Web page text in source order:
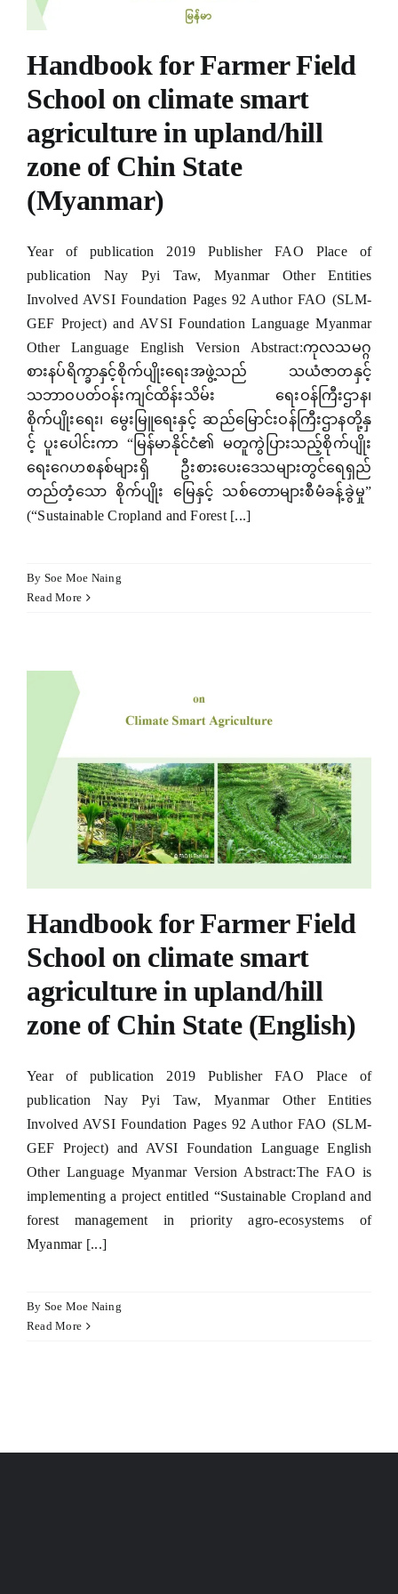
panel
panel
panel
panel
panel
panel
panel
panel
panel
panel
satın al
satın al
panel
panel
panel
panel
panel
panel
panel
panel
panel
panel
panel
panel
panel
panel
Handbook for Farmer Field
School on climate smart
agriculture in upland/hill
zone of Chin State
(Myanmar)
Year of publication 2019 Publisher FAO Place of
publication Nay Pyi Taw, Myanmar Other Entities
Involved AVSI Foundation Pages 92 Author FAO (SLM-
GEF Project) and AVSI Foundation Language Myanmar
Other Language English Version Abstract:ကုလသမဂ္ဂ
စားနပ်ရိက္ခာနှင့်စိုက်ပျိုးရေးအဖွဲ့သည် သယံဇာတနှင့်
သဘာဝပတ်ဝန်းကျင်ထိန်းသိမ်း ရေးဝန်ကြီးဌာန၊
စိုက်ပျိုးရေး၊ မွေးမြူရေးနှင့် ဆည်မြောင်းဝန်ကြီးဌာနတို့နှ
င့် ပူးပေါင်းကာ “မြန်မာနိုင်ငံ၏ မတူကွဲပြားသည့်စိုက်ပျိုး
ရေးဂေဟစနစ်များရှိ ဦးစားပေးဒေသများတွင်ရေရှည်
တည်တံ့သော စိုက်ပျိုး မြေနှင့် သစ်တောများစီမံခန့်ခွဲမှု”
(“Sustainable Cropland and Forest [...]
By Soe Moe Naing
Read More
Handbook for Farmer Field
School on climate smart
agriculture in upland/hill
zone of Chin State (English)
Year of publication 2019 Publisher FAO Place of
publication Nay Pyi Taw, Myanmar Other Entities
Involved AVSI Foundation Pages 92 Author FAO (SLM-
GEF Project) and AVSI Foundation Language English
Other Language Myanmar Version Abstract:The FAO is
implementing a project entitled “Sustainable Cropland and
forest management in priority agro-ecosystems of
Myanmar [...]
By Soe Moe Naing
Read More